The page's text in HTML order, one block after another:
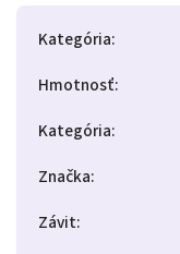
Kategória:
Hmotnosť:
Kategória:
Značka:
Závit: